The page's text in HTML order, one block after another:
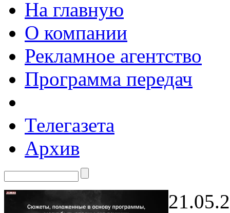
На главную
О компании
Рекламное агентство
Программа передач
Телегазета
Архив